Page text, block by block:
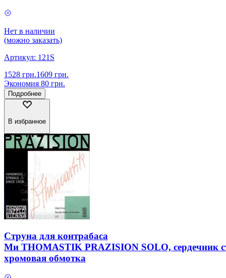
Нет в наличии
(можно заказать)
Артикул: 121S
1528 грн.1609 грн.
Экономия 80 грн.
Подробнее
В избранное
Струна для контрабаса
Ми THOMASTIK PRAZISION SOLO, сердечник
хромовая обмотка